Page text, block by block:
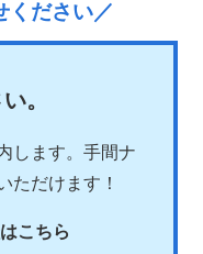
ください／
。
します。手間ナ
ただけます！
こちら